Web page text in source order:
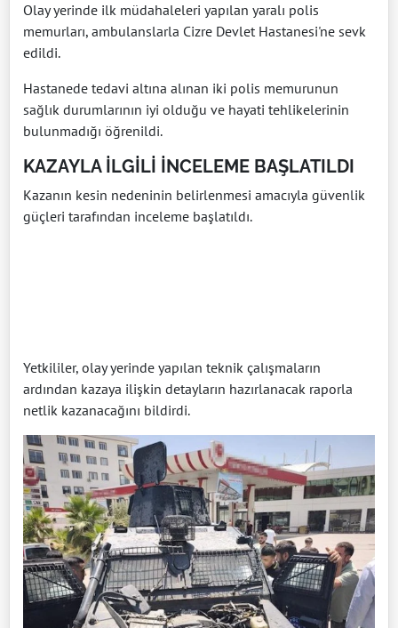
Olay yerinde ilk müdahaleleri yapılan yaralı polis
memurları, ambulanslarla Cizre Devlet Hastanesi'ne sevk
edildi.
Hastanede tedavi altına alınan iki polis memurunun
sağlık durumlarının iyi olduğu ve hayati tehlikelerinin
bulunmadığı öğrenildi.
KAZAYLA İLGİLİ İNCELEME BAŞLATILDI
Kazanın kesin nedeninin belirlenmesi amacıyla güvenlik
güçleri tarafından inceleme başlatıldı.
Yetkililer, olay yerinde yapılan teknik çalışmaların
ardından kazaya ilişkin detayların hazırlanacak raporla
netlik kazanacağını bildirdi.